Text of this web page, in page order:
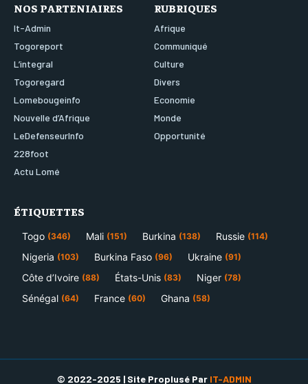
NOS PARTENIAIRES
It-Admin
Togoreport
L’integral
Togoregard
Lomebougeinfo
Nouvelle d’Afrique
LeDefenseurInfo
228foot
Actu Lomé
RUBRIQUES
Afrique
Communiqué
Culture
Divers
Economie
Monde
Opportunité
ÉTIQUETTES
Togo (346) Mali (151) Burkina (138) Russie (114)
Nigeria (103) Burkina Faso (96) Ukraine (91)
Côte d’Ivoire (88) États-Unis (83) Niger (78)
Sénégal (64) France (60) Ghana (58)
© 2022-2025 | Site Proplusé Par IT-ADMIN